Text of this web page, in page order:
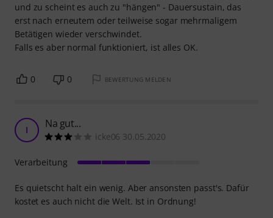
und zu scheint es auch zu "hängen" - Dauersustain, das
erst nach erneutem oder teilweise sogar mehrmaligem
Betätigen wieder verschwindet.
Falls es aber normal funktioniert, ist alles OK.
0 0 BEWERTUNG MELDEN
I Na gut...
icke06 30.05.2020
Es quietscht halt ein wenig. Aber ansonsten passt's. Dafür
kostet es auch nicht die Welt. Ist in Ordnung!
Verarbeitung